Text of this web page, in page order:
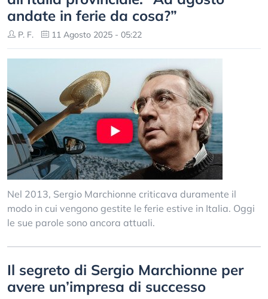
andate in ferie da cosa?”
P. F. 11 Agosto 2025 - 05:22
Nel 2013, Sergio Marchionne criticava duramente il
modo in cui vengono gestite le ferie estive in Italia. Oggi
le sue parole sono ancora attuali.
Il segreto di Sergio Marchionne per
avere un’impresa di successo